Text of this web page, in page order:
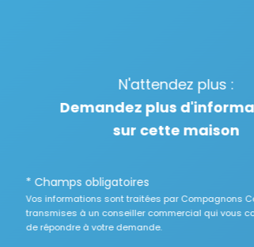
N'attendez plus :
Demandez plus
sur cette maison
* Champs obligatoires
Vos informations sont traitées par Compagnons
transmises à un conseiller commercial qui vous
de répondre à votre demande.